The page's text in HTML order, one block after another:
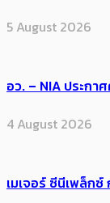
5 August 2026
อว. – NIA ประกา
4 August 2026
เมเจอร์ ซีนีเพล็ก